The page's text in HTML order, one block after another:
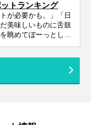
トランキング
が必要かも。」「日
美味しいものに舌鼓
眺めてぼーっとした
スを誇り、洗練され
をのむような自然の
で愛され続ける定番